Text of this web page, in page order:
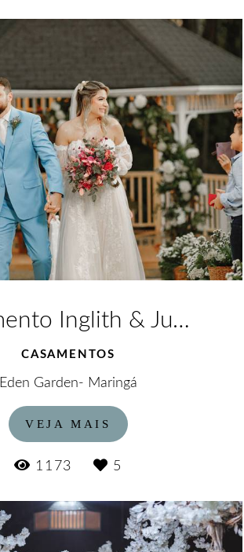
Casamento Inglith & Junior
CASAMENTOS
Eden Garden- Maringá
VEJA MAIS
1173 5